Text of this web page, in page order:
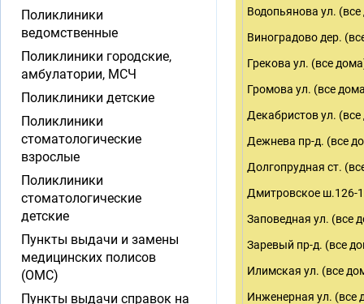
Водопьянова ул.
Виноградово дер.
Грекова ул. (все
Громова ул. (все
Декабристов ул.
Дежнева пр-д. (все
Долгопрудная ст.
Дмитровское ш.126-
Заповедная ул. (все
Заревый пр-д. (все
Илимская ул. (все
Инженерная ул. (все
Поликлиники
ведомственные
Поликлиники городские,
амбулатории, МСЧ
Поликлиники детские
Поликлиники
стоматологические
взрослые
Поликлиники
стоматологические
детские
Пункты выдачи и замены
медицинских полисов
(ОМС)
Пункты выдачи справок на